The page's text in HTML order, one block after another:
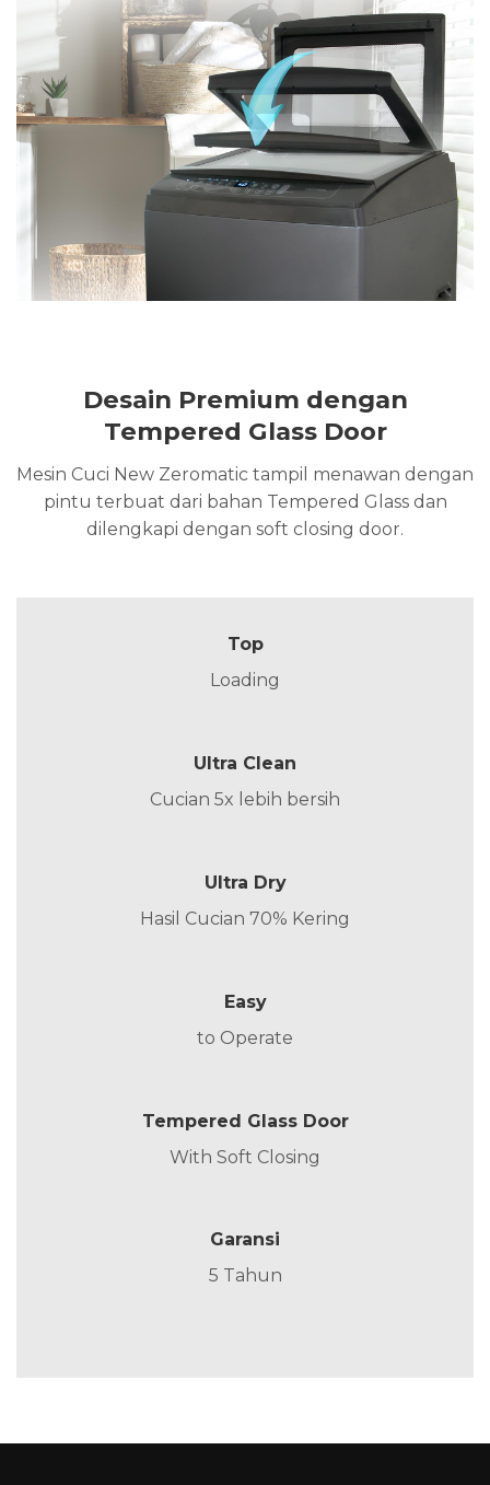
Desain Premium dengan
Tempered Glass Door
Mesin Cuci New Zeromatic tampil menawan dengan
pintu terbuat dari bahan Tempered Glass dan
dilengkapi dengan soft closing door.
Top
Loading
Ultra Clean
Cucian 5x lebih bersih
Ultra Dry
Hasil Cucian 70% Kering
Easy
to Operate
Tempered Glass Door
With Soft Closing
Garansi
5 Tahun